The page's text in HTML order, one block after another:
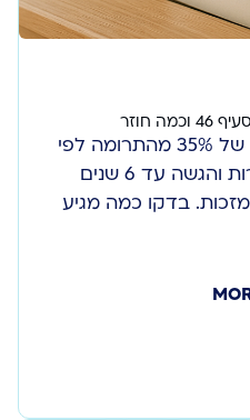
חוזר
החזר מס על תרומות: זיכוי של 35% מהתרומה לפי
סעיף 46, סף מינימום, תקרות והגשה עד 6 שנים
בדקו כמה מגיע